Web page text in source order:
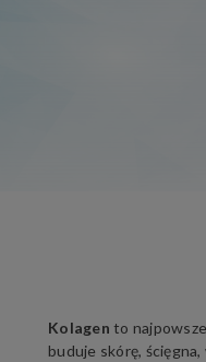
Kolagen to
buduje skórę, ścięgna,